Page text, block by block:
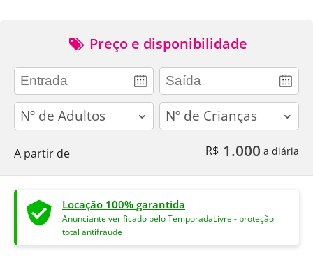
Preço e disponibilidade
adults children
A partir de R$ 1.000 a diária
Locação 100% garantida
Anunciante verificado pelo TemporadaLivre - proteção
total antifraude